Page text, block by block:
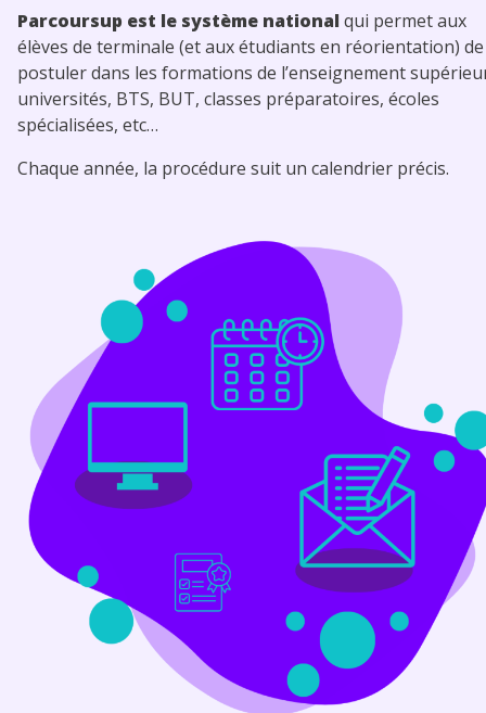
Parcoursup est le système national qui permet aux
élèves de terminale (et aux étudiants en réorientation) de
postuler dans les formations de l’enseignement
universités, BTS, BUT, classes préparatoires, écoles
spécialisées, etc…
Chaque année, la procédure suit un calendrier précis.